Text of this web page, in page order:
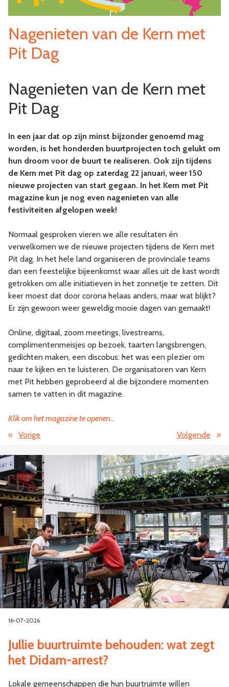
Nagenieten van de Kern met
Pit Dag
Nagenieten van de Kern met
Pit Dag
In een jaar dat op zijn minst bijzonder genoemd mag
worden, is het honderden buurtprojecten toch gelukt om
hun droom voor de buurt te realiseren. Ook zijn tijdens
de Kern met Pit dag op zaterdag 22 januari, weer 150
nieuwe projecten van start gegaan. In het Kern met Pit
magazine kun je nog even nagenieten van alle
festiviteiten afgelopen week!
Normaal gesproken vieren we alle resultaten én
verwelkomen we de nieuwe projecten tijdens de Kern met
Pit dag. In het hele land organiseren de provinciale teams
dan een feestelijke bijeenkomst waar alles uit de kast wordt
getrokken om alle initiatieven in het zonnetje te zetten. Dit
keer moest dat door corona helaas anders, maar wat blijkt?
Er zijn gewoon weer geweldig mooie dagen van gemaakt!
Online, digitaal, zoom meetings, livestreams,
complimentenmeisjes op bezoek, taarten langsbrengen,
gedichten maken, een discobus: het was een plezier om
naar te kijken en te luisteren. De organisatoren van Kern
met Pit hebben geprobeerd al die bijzondere momenten
samen te vatten in dit magazine.
Klik om het magazine te openen…
« Vorige Volgende »
16-07-2026
Jullie buurtruimte behouden: wat zegt
het Didam-arrest?
Lokale gemeenschappen die hun buurtruimte willen